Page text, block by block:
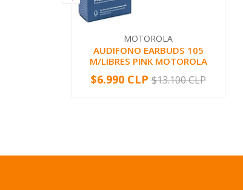
MOTOROLA
AUDIFONO EARBUDS 105
M/LIBRES PINK MOTOROLA
+
$6.990 CLP $13.100 CLP